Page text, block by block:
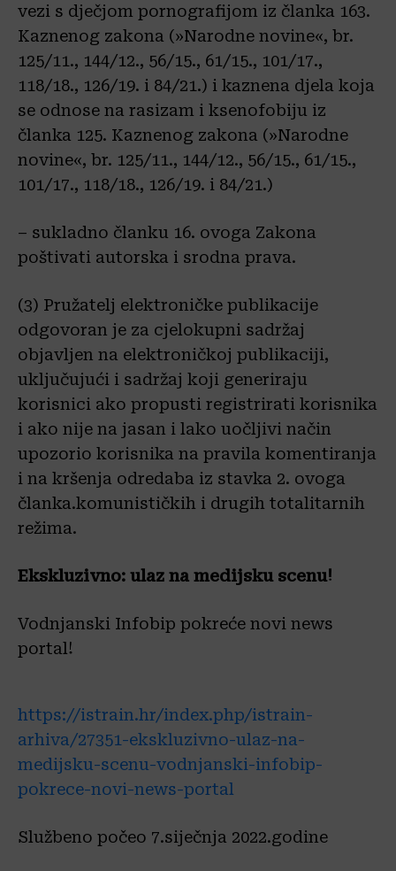
vezi s dječjom pornografijom iz članka 163.
Kaznenog zakona (»Narodne novine«, br.
125/11., 144/12., 56/15., 61/15., 101/17.,
118/18., 126/19. i 84/21.) i kaznena djela koja
se odnose na rasizam i ksenofobiju iz
članka 125. Kaznenog zakona (»Narodne
novine«, br. 125/11., 144/12., 56/15., 61/15.,
101/17., 118/18., 126/19. i 84/21.)
– sukladno članku 16. ovoga Zakona
poštivati autorska i srodna prava.
(3) Pružatelj elektroničke publikacije
odgovoran je za cjelokupni sadržaj
objavljen na elektroničkoj publikaciji,
uključujući i sadržaj koji generiraju
korisnici ako propusti registrirati korisnika
i ako nije na jasan i lako uočljivi način
upozorio korisnika na pravila komentiranja
i na kršenja odredaba iz stavka 2. ovoga
članka.komunističkih i drugih totalitarnih
režima.
Ekskluzivno: ulaz na medijsku scenu!
Vodnjanski Infobip pokreće novi news
portal!
https://istrain.hr/index.php/istrain-
arhiva/27351-ekskluzivno-ulaz-na-
medijsku-scenu-vodnjanski-infobip-
pokrece-novi-news-portal
Službeno počeo 7.siječnja 2022.godine